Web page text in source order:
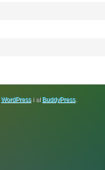
WordPressi al BuddyPress.